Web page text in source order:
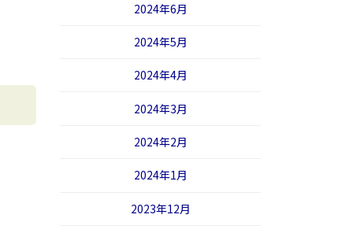
2024年6月
2024年5月
2024年4月
2024年3月
2024年2月
2024年1月
2023年12月